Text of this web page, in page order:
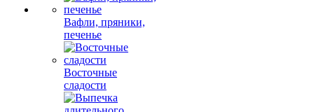
Вафли, пряники,
печенье
Восточные
сладости